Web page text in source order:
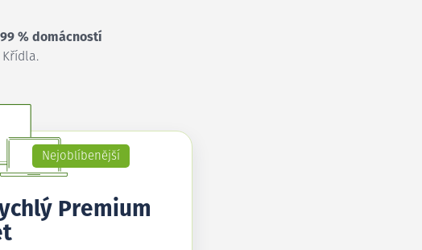
% domácností
Nejoblíbenější
Premium